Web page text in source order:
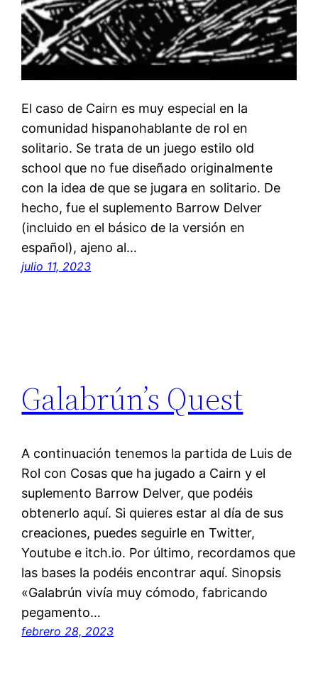
El caso de Cairn es muy especial en la
comunidad hispanohablante de rol en
solitario. Se trata de un juego estilo old
school que no fue diseñado originalmente
con la idea de que se jugara en solitario. De
hecho, fue el suplemento Barrow Delver
(incluido en el básico de la versión en
español), ajeno al…
julio 11, 2023
Galabrún’s Quest
A continuación tenemos la partida de Luis de
Rol con Cosas que ha jugado a Cairn y el
suplemento Barrow Delver, que podéis
obtenerlo aquí. Si quieres estar al día de sus
creaciones, puedes seguirle en Twitter,
Youtube e itch.io. Por último, recordamos que
las bases la podéis encontrar aquí. Sinopsis
«Galabrún vivía muy cómodo, fabricando
pegamento…
febrero 28, 2023